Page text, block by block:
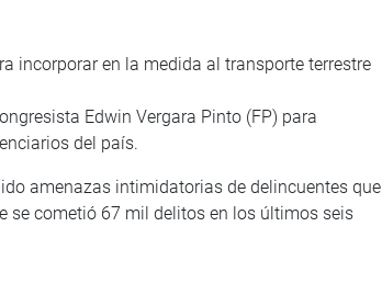
incorporar en la medida al transporte terrestre
Edwin Vergara Pinto (FP) para
del país.
amenazas intimidatorias de delincuentes que
se cometió 67 mil delitos en los últimos seis